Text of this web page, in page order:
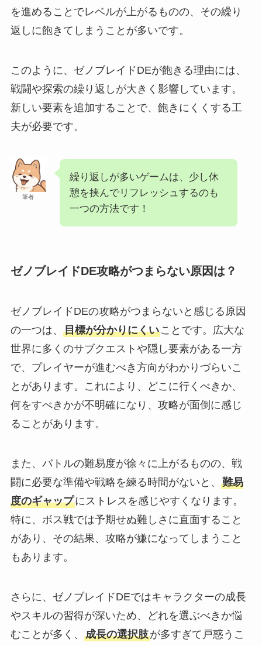
を進めることでレベルが上がるものの、その繰り
返しに飽きてしまうことが多いです。
このように、ゼノブレイドDEが飽きる理由には、
戦闘や探索の繰り返しが大きく影響しています。
新しい要素を追加することで、飽きにくくする工
夫が必要です。
筆者
繰り返しが多いゲームは、少し休
憩を挟んでリフレッシュするのも
一つの方法です！
ゼノブレイドDE攻略がつまらない原因は？
ゼノブレイドDEの攻略がつまらないと感じる原因
の一つは、 目標が分かりにくいことです。広大な
世界に多くのサブクエストや隠し要素がある一方
で、プレイヤーが進むべき方向がわかりづらいこ
とがあります。これにより、どこに行くべきか、
何をすべきかが不明確になり、攻略が面倒に感じ
ることがあります。
また、バトルの難易度が徐々に上がるものの、戦
闘に必要な準備や戦略を練る時間がないと、 難易
度のギャップにストレスを感じやすくなります。
特に、ボス戦では予期せぬ難しさに直面すること
があり、その結果、攻略が嫌になってしまうこと
もあります。
さらに、ゼノブレイドDEではキャラクターの成長
やスキルの習得が深いため、どれを選ぶべきか悩
むことが多く、 成長の選択肢が多すぎて戸惑うこ